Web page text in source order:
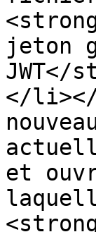
jeton
JWT</
</li></
et